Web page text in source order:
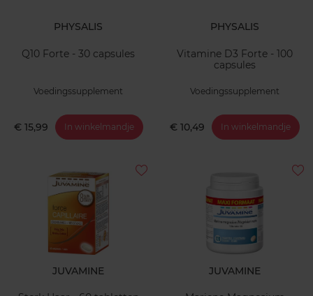
PHYSALIS
Q10 Forte - 30 capsules
Voedingssupplement
€ 15,99 In winkelmandje
PHYSALIS
Vitamine D3 Forte - 100
capsules
Voedingssupplement
€ 10,49 In winkelmandje
JUVAMINE JUVAMINE